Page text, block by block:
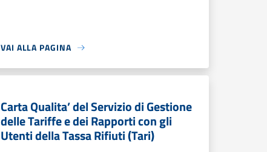
VAI ALLA PAGINA
Carta Qualita’ del Servizio di Gestione
delle Tariffe e dei Rapporti con gli
Utenti della Tassa Rifiuti (Tari)